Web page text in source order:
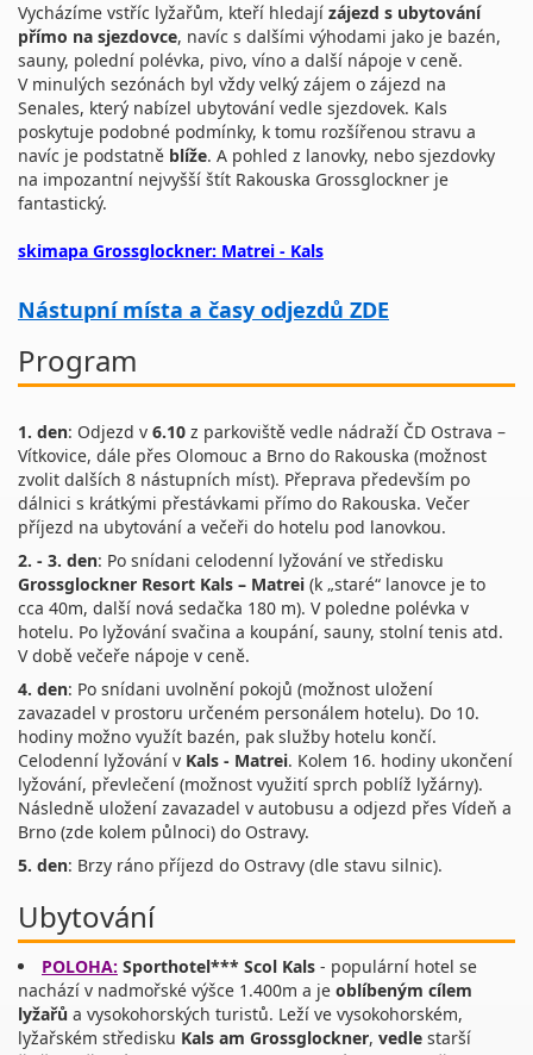
Vycházíme vstříc lyžařům, kteří hledají zájezd s ubytování
přímo na sjezdovce, navíc s dalšími výhodami jako je bazén,
sauny, polední polévka, pivo, víno a další nápoje v ceně.
V minulých sezónách byl vždy velký zájem o zájezd na
Senales, který nabízel ubytování vedle sjezdovek. Kals
poskytuje podobné podmínky, k tomu rozšířenou stravu a
navíc je podstatně blíže. A pohled z lanovky, nebo sjezdovky
na impozantní nejvyšší štít Rakouska Grossglockner je
fantastický.
skimapa Grossglockner: Matrei - Kals
Nástupní místa a časy odjezdů ZDE
Program
1. den: Odjezd v 6.10 z parkoviště vedle nádraží ČD Ostrava –
Vítkovice, dále přes Olomouc a Brno do Rakouska (možnost
zvolit dalších 8 nástupních míst). Přeprava především po
dálnici s krátkými přestávkami přímo do Rakouska. Večer
příjezd na ubytování a večeři do hotelu pod lanovkou.
2. - 3. den: Po snídani celodenní lyžování ve středisku
Grossglockner Resort Kals – Matrei (k „staré“ lanovce je to
cca 40m, další nová sedačka 180 m). V poledne polévka v
hotelu. Po lyžování svačina a koupání, sauny, stolní tenis atd.
V době večeře nápoje v ceně.
4. den: Po snídani uvolnění pokojů (možnost uložení
zavazadel v prostoru určeném personálem hotelu). Do 10.
hodiny možno využít bazén, pak služby hotelu končí.
Celodenní lyžování v Kals - Matrei. Kolem 16. hodiny ukončení
lyžování, převlečení (možnost využití sprch poblíž lyžárny).
Následně uložení zavazadel v autobusu a odjezd přes Vídeň a
Brno (zde kolem půlnoci) do Ostravy.
5. den: Brzy ráno příjezd do Ostravy (dle stavu silnic).
Ubytování
POLOHA: Sporthotel*** Scol Kals - populární hotel se
nachází v nadmořské výšce 1.400m a je oblíbeným cílem
lyžařů a vysokohorských turistů. Leží ve vysokohorském,
lyžařském středisku Kals am Grossglockner, vedle starší